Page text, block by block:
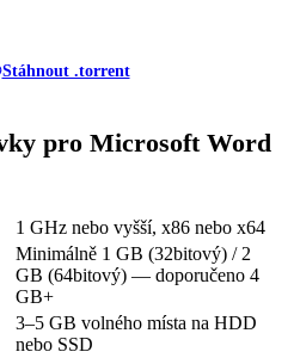
Stáhnout .torrent
pro Microsoft Word
1 GHz nebo vyšší, x86 nebo x64
Minimálně 1 GB (32bitový) / 2
GB (64bitový) — doporučeno 4
GB+
3–5 GB volného místa na HDD
nebo SSD